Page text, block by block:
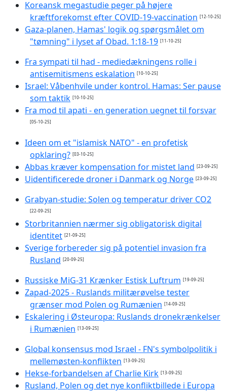
Koreansk megastudie peger på højere
kræftforekomst efter COVID-19-vaccination [12-10-25]
Gaza-planen, Hamas' logik og spørgsmålet om
"tømning" i lyset af Obad. 1:18-19 [11-10-25]
Fra sympati til had - mediedækningens rolle i
antisemitismens eskalation [10-10-25]
Israel: Våbenhvile under kontrol. Hamas: Ser pause
som taktik [10-10-25]
Fra mod til apati - en generation uegnet til forsvar
[05-10-25]
Ideen om et "islamisk NATO" - en profetisk
opklaring? [03-10-25]
Abbas kræver kompensation for mistet land [23-09-25]
Uidentificerede droner i Danmark og Norge [23-09-25]
Grabyan-studie: Solen og temperatur driver CO2
[22-09-25]
Storbritannien nærmer sig obligatorisk digital
identitet [21-09-25]
Sverige forbereder sig på potentiel invasion fra
Rusland [20-09-25]
Russiske MiG-31 Krænker Estisk Luftrum [19-09-25]
Zapad-2025 - Ruslands militærøvelse tester
grænser mod Polen og Rumænien [14-09-25]
Eskalering i Østeuropa: Ruslands dronekrænkelser
i Rumænien [13-09-25]
Global konsensus mod Israel - FN's symbolpolitik i
mellemøsten-konflikten [13-09-25]
Hekse-forbandelsen af Charlie Kirk [13-09-25]
Rusland, Polen og det nye konfliktbillede i Europa